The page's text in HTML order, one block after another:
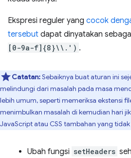
Ekspresi reguler yang cocok
tersebut dapat dinyatakan
[0-9a-f]{8}\\.') .
Catatan:Sebaiknya buat aturan ini
melindungi dari masalah pada masa
lebih umum, seperti memeriksa ekstensi
menimbulkan masalah di kemudian hari
JavaScript atau CSS tambahan yang
Ubah fungsi setHeaders